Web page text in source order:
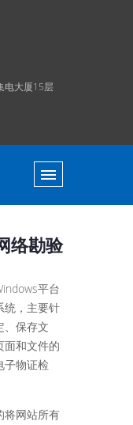
电大厦15层
络勘验
平台
统，主要针
、保存文
面和文件的
子物证检
将网站所有